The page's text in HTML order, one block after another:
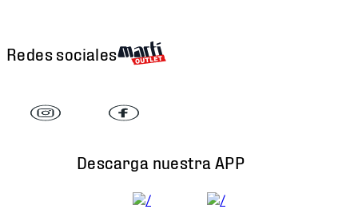
Redes sociales
Descarga nuestra APP